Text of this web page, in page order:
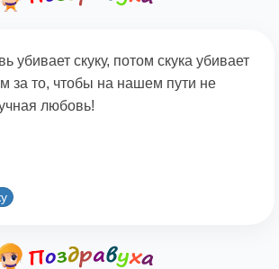
убивает скуку, потом скука убивает
за то, чтобы на нашем пути не
любовь!